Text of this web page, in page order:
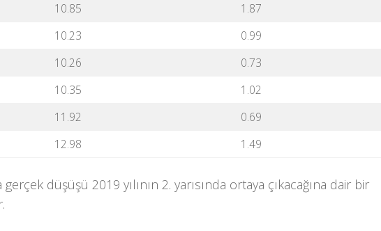
10.85
1.87
10.23
0.99
10.26
0.73
10.35
1.02
11.92
0.69
12.98 1.49
gerçek düşüşü 2019 yılının 2. yarısında ortaya çıkacağına dair bir